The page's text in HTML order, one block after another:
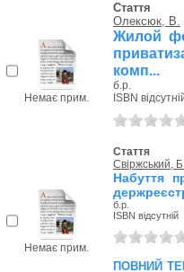
Немає прим.
Стаття
Олексюк, В.
Жилой
комп...
б.р.
ISBN
Немає прим.
Стаття
Свіржський,
Набуття
б.р.
ISBN відсутній
повний